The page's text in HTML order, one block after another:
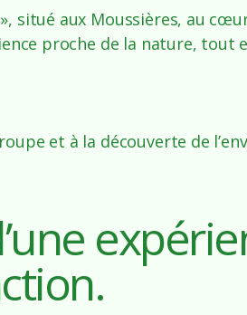
situé aux Moussières, au
proche de la nature,
et à la découverte de